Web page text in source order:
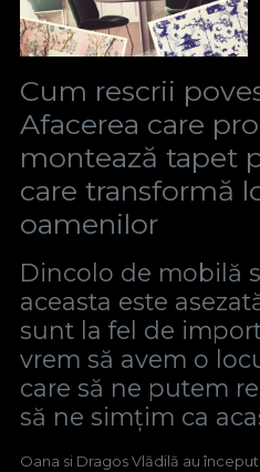
Cum rescrii
Afacerea care
montează tapet
care transformă
oamenilor
Dincolo de mobilă
aceasta este
sunt la fel de
vrem să avem o
care să ne putem
să ne simțim ca
Oana si Dragos Vlădilă au